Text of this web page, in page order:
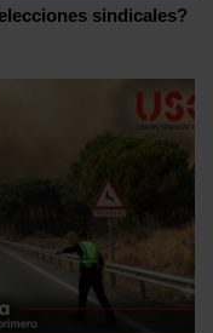
sindicales?